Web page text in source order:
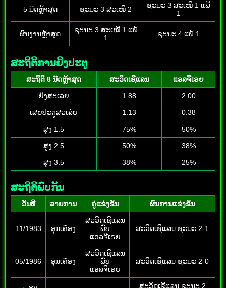
5 ນັດຫຼ້າສຸດ ຊະນະ 3 ສະເໝີ 2
ຊະນະ 3 ສະເໝີ 1 ແພ້
1
ຜົນງານຫຼ້າສຸດ
ຊະນະ 3 ສະເໝີ 1 ແພ້
1
ຊະນະ 4 ແພ້ 1
ສະຖິຕິການຍິງປະຕູ
ສະຖິຕິ 8 ນັດຫຼ້າສຸດ ສະວິດເຊີແລນ ແອລຈີເຣຍ
ຍິງສະເລ່ຍ 1.88 2.00
ເສຍປະຕູສະເລ່ຍ 1.13 0.38
ສູງ 1.5 75% 50%
ສູງ 2.5 50% 38%
ສູງ 3.5 38% 25%
ສະຖິຕິພົບກັນ
ວັນທີ ລາຍການ ຄູ່ແຂ່ງຂັນ ຜົນການແຂ່ງຂັນ
11/1983 ອຸ່ນເຄື່ອງ
ສະວິດເຊີແລນ
ພົບ
ແອລຈີເຣຍ
ສະວິດເຊີແລນ ຊະນະ 2-1
05/1986 ອຸ່ນເຄື່ອງ
ສະວິດເຊີແລນ
ພົບ
ແອລຈີເຣຍ
ສະວິດເຊີແລນ ຊະນະ 2-0
ສະວິດເຊີແລນ ຊະນະ 2